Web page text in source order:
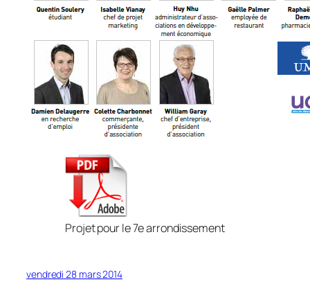
Projet pour le 7e arrondissement
vendredi 28 mars 2014